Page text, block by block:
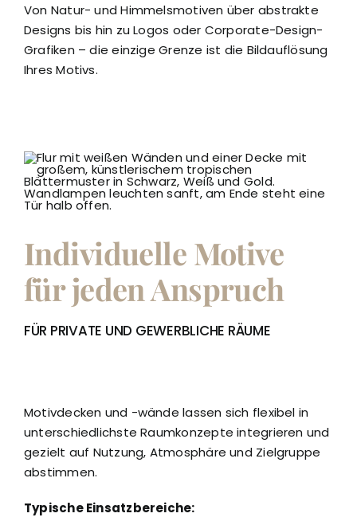
Von Natur- und Himmelsmotiven über abstrakte
Designs bis hin zu Logos oder Corporate-Design-
Grafiken – die einzige Grenze ist die Bildauflösung
Ihres Motivs.
Individuelle Motive
für jeden Anspruch
FÜR PRIVATE UND GEWERBLICHE RÄUME
Motivdecken und -wände lassen sich flexibel in
unterschiedlichste Raumkonzepte integrieren und
gezielt auf Nutzung, Atmosphäre und Zielgruppe
abstimmen.
Typische Einsatzbereiche: